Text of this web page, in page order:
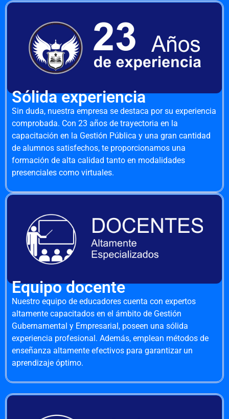
Sólida experiencia
Sin duda, nuestra empresa se destaca por su experiencia
comprobada. Con 23 años de trayectoria en la
capacitación en la Gestión Pública y una gran cantidad
de alumnos satisfechos, te proporcionamos una
formación de alta calidad tanto en modalidades
presenciales como virtuales.
Equipo docente
Nuestro equipo de educadores cuenta con expertos
altamente capacitados en el ámbito de Gestión
Gubernamental y Empresarial, poseen una sólida
experiencia profesional. Además, emplean métodos de
enseñanza altamente efectivos para garantizar un
aprendizaje óptimo.